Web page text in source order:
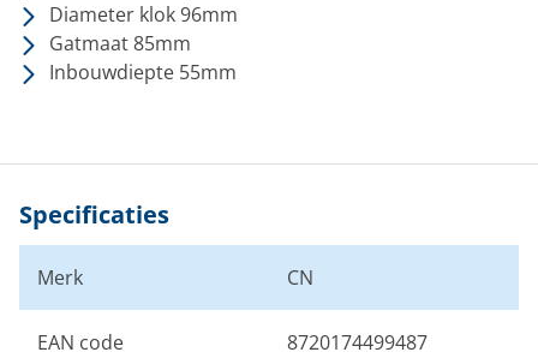
Diameter klok 96mm
Gatmaat 85mm
Inbouwdiepte 55mm
Specificaties
Merk CN
EAN code 8720174499487